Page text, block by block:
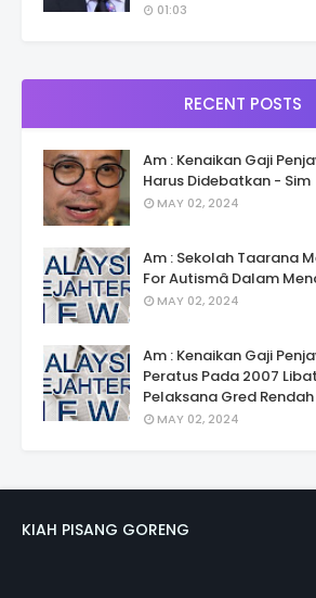
01:03
RECENT POSTS
Am : Kenaikan Gaji
Harus Didebatkan - Sim
MAY 02, 2024
Am : Sekolah Taarana
For Autismâ Dalam
MAY 02, 2024
Am : Kenaikan Gaji
Peratus Pada 2007
Pelaksana Gred
MAY 02, 2024
KIAH PISANG GORENG